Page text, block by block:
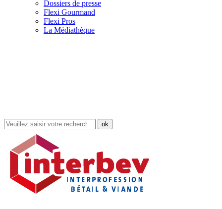
Dossiers de presse
Flexi Gourmand
Flexi Pros
La Médiathèque
Rechercher
dans
site